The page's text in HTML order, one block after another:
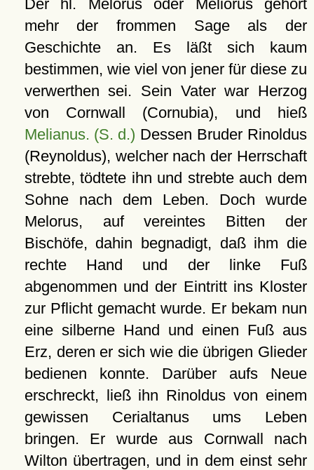
Der hl. Melorus oder Meliorus gehört
mehr der frommen Sage als der
Geschichte an. Es läßt sich kaum
bestimmen, wie viel von jener für diese zu
verwerthen sei. Sein Vater war Herzog
von Cornwall (Cornubia), und hieß
Melianus. (S. d.) Dessen Bruder Rinoldus
(Reynoldus), welcher nach der Herrschaft
strebte, tödtete ihn und strebte auch dem
Sohne nach dem Leben. Doch wurde
Melorus, auf vereintes Bitten der
Bischöfe, dahin begnadigt, daß ihm die
rechte Hand und der linke Fuß
abgenommen und der Eintritt ins Kloster
zur Pflicht gemacht wurde. Er bekam nun
eine silberne Hand und einen Fuß aus
Erz, deren er sich wie die übrigen Glieder
bedienen konnte. Darüber aufs Neue
erschreckt, ließ ihn Rinoldus von einem
gewissen Cerialtanus ums Leben
bringen. Er wurde aus Cornwall nach
Wilton übertragen, und in dem einst sehr